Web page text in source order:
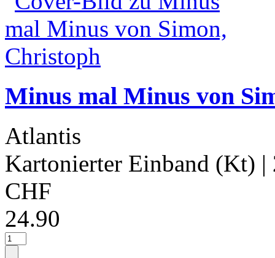
Minus mal Minus von
Atlantis
Kartonierter Einband (Kt) |
CHF
24.90